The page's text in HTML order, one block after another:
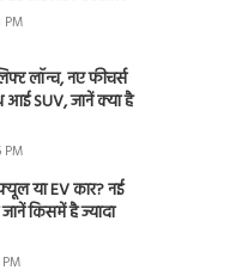
PM
लॉन्च, नए फीचर्स
आई SUV, जानें क्या है
PM
या EV कार? नई
किसमें है ज्यादा